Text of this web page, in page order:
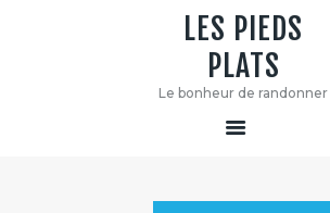
LES PIEDS
PLATS
Le bonheur de randonner
LES PIEDS PLATS
Le bonheur de randonner